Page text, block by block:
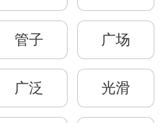
管子 广场
广泛 光滑